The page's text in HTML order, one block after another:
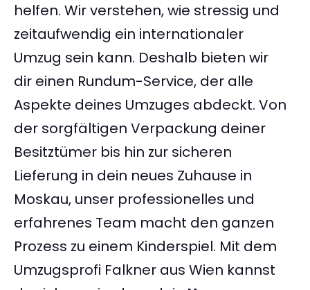
helfen. Wir verstehen, wie stressig und
zeitaufwendig ein internationaler
Umzug sein kann. Deshalb bieten wir
dir einen Rundum-Service, der alle
Aspekte deines Umzuges abdeckt. Von
der sorgfältigen Verpackung deiner
Besitztümer bis hin zur sicheren
Lieferung in dein neues Zuhause in
Moskau, unser professionelles und
erfahrenes Team macht den ganzen
Prozess zu einem Kinderspiel. Mit dem
Umzugsprofi Falkner aus Wien kannst